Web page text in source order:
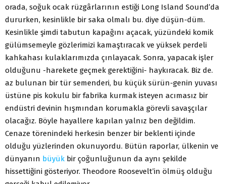
orada, soğuk ocak rüzgârlarının estiği Long Island Sound’da
dururken, kesinlikle bir saka olmalı bu. diye düşün-düm.
Kesinlikle şimdi tabutun kapağını açacak, yüzündeki komik
gülümsemeyle gözlerimizi kamaştıracak ve yüksek perdeli
kahkahası kulaklarımızda çınlayacak. Sonra, yapacak işler
olduğunu -harekete geçmek gerektiğini- haykıracak. Biz de.
az bulunan bir tür semenderi, bu küçük sürün-genin yuvası
üstüne pis kokulu bir fabrika kurmak isteyen acımasız bir
endüstri devinin hışmından korumakla görevli savaşçılar
olacağız. Böyle hayallere kapılan yalnız ben değildim.
Cenaze törenindeki herkesin benzer bir beklenti içinde
olduğu yüzlerinden okunuyordu. Bütün raporlar, ülkenin ve
dünyanın büyük bir çoğunluğunun da aynı şekilde
hissettiğini gösteriyor. Theodore Roosevelt’in ölmüş olduğu